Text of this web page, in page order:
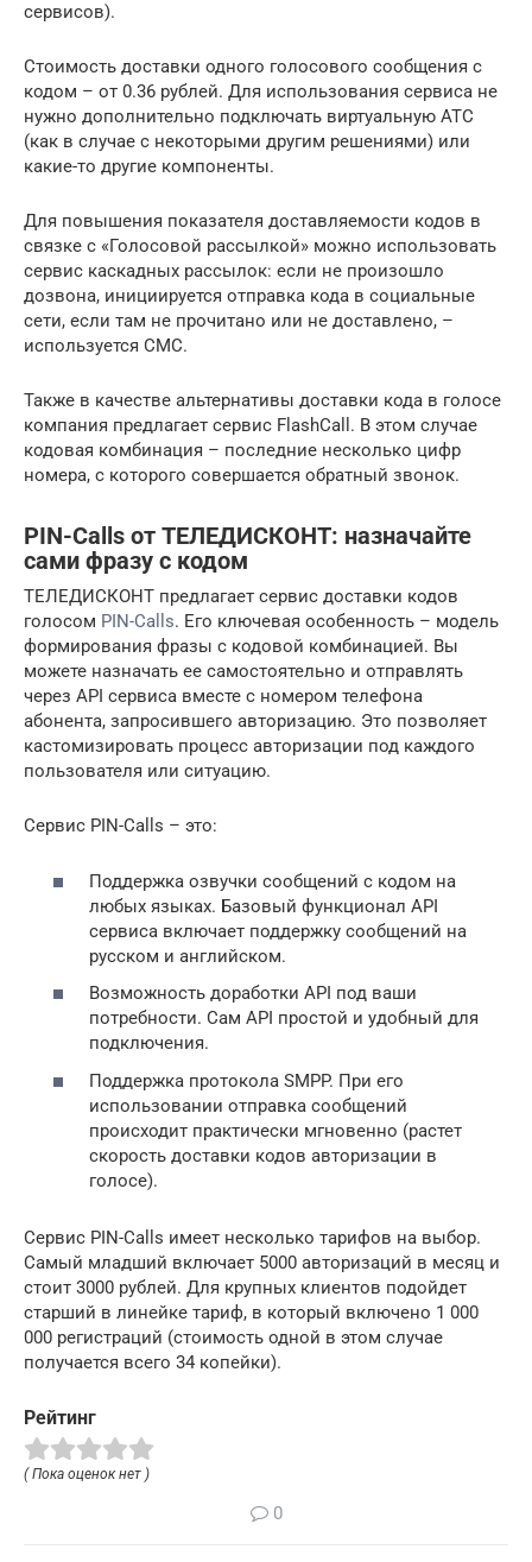
сервисов).
Стоимость доставки одного голосового сообщения с
кодом – от 0.36 рублей. Для использования сервиса не
нужно дополнительно подключать виртуальную АТС
(как в случае с некоторыми другим решениями) или
какие-то другие компоненты.
Для повышения показателя доставляемости кодов в
связке с «Голосовой рассылкой» можно использовать
сервис каскадных рассылок: если не произошло
дозвона, инициируется отправка кода в социальные
сети, если там не прочитано или не доставлено, –
используется СМС.
Также в качестве альтернативы доставки кода в голосе
компания предлагает сервис FlashCall. В этом случае
кодовая комбинация – последние несколько цифр
номера, с которого совершается обратный звонок.
PIN-Calls от ТЕЛЕДИСКОНТ: назначайте
сами фразу с кодом
ТЕЛЕДИСКОНТ предлагает сервис доставки кодов
голосом PIN-Calls. Его ключевая особенность – модель
формирования фразы с кодовой комбинацией. Вы
можете назначать ее самостоятельно и отправлять
через API сервиса вместе с номером телефона
абонента, запросившего авторизацию. Это позволяет
кастомизировать процесс авторизации под каждого
пользователя или ситуацию.
Сервис PIN-Calls – это:
Поддержка озвучки сообщений с кодом на
любых языках. Базовый функционал API
сервиса включает поддержку сообщений на
русском и английском.
Возможность доработки API под ваши
потребности. Сам API простой и удобный для
подключения.
Поддержка протокола SMPP. При его
использовании отправка сообщений
происходит практически мгновенно (растет
скорость доставки кодов авторизации в
голосе).
Сервис PIN-Calls имеет несколько тарифов на выбор.
Самый младший включает 5000 авторизаций в месяц и
стоит 3000 рублей. Для крупных клиентов подойдет
старший в линейке тариф, в который включено 1 000
000 регистраций (стоимость одной в этом случае
получается всего 34 копейки).
Рейтинг
( Пока оценок нет )
0